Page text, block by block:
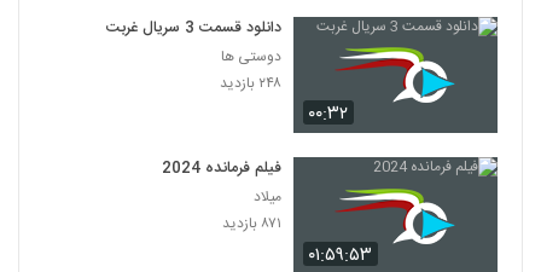
۰۰:۳۲
دانلود قسمت 3 سریال غربت
دوستی ها
۲۴۸ بازدید
۰۱:۵۹:۵۳
فیلم فرمانده 2024
میلاد
۸۷۱ بازدید